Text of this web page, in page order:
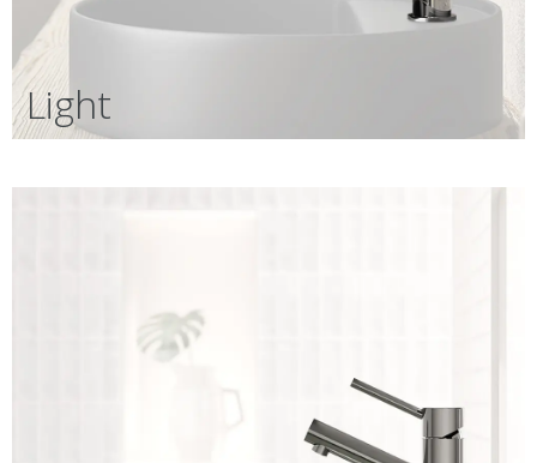
Light